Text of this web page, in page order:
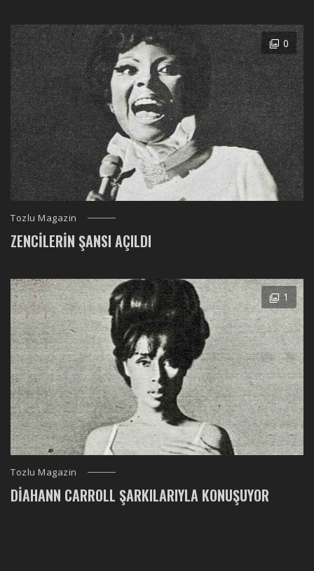
0
Tozlu Magazin
ZENCILERIN ŞANSI AÇILDI
1
Tozlu Magazin
DIAHANN CARROLL ŞARKILARIYLA KONUŞUYOR